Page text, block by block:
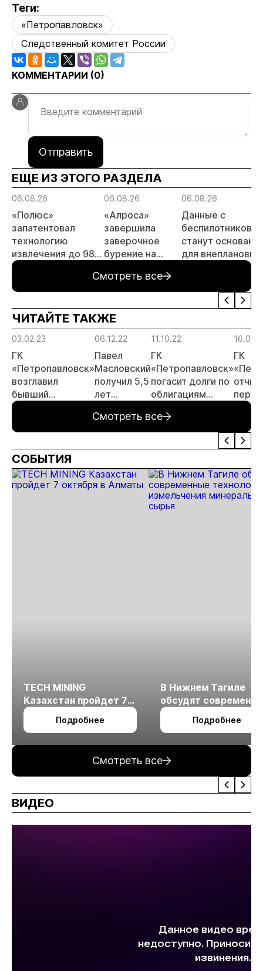
Теги:
«Петропавловск»
Следственный комитет России
КОММЕНТАРИИ (0)
Отправить
ЕЩЕ ИЗ ЭТОГО РАЗДЕЛА
06.08.26
«Полюс»
запатентовал
технологию
извлечения до 98%
золота из
металлургического
шлака
06.08.26
«Алроса»
завершила
заверочное
бурение на
месторождении
Дегдекан
06.08.26
Данные с
беспилотников
станут
для внеплановых
Смотреть все
ЧИТАЙТЕ ТАКЖЕ
03.02.23
ГК
«Петропавловск»
возглавил
бывший
руководитель
«Полюс» Федор
Кирсанов
06.12.22
Павел
Масловский
получил 5,5
лет
11.10.22
ГК
«Петропавловск»
погасит долги по
облигациям
года
ГК
Смотреть все
СОБЫТИЯ
TECH MINING
Казахстан пройдет 7
октября в Алматы
Подробнее
В Нижнем Тагиле
обсудят
технологии
измельчения
Подробнее
Смотреть все
ВИДЕО